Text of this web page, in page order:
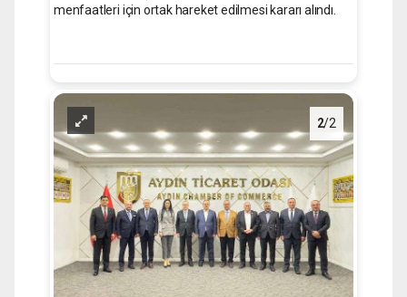
menfaatleri için ortak hareket edilmesi kararı alındı.
2/2